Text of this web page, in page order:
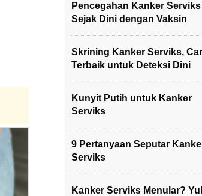
Pencegahan Kanker Serviks
Sejak Dini dengan Vaksin
Skrining Kanker Serviks,
Terbaik untuk Deteksi Dini
Kunyit Putih untuk Kanker
Serviks
9 Pertanyaan Seputar
Serviks
Kanker Serviks Menular?